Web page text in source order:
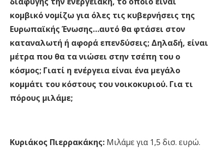
κομβικό νομίζω για όλες τις κυβερνήσεις της
Ευρωπαϊκής Ένωσης…αυτό θα φτάσει στον
καταναλωτή ή αφορά επενδύσεις; Δηλαδή, είναι
μέτρα που θα τα νιώσει στην τσέπη του ο
κόσμος; Γιατί η ενέργεια είναι ένα μεγάλο
κομμάτι του κόστους του νοικοκυριού. Για τι
πόρους μιλάμε;
Κυριάκος Πιερρακάκης: Μιλάμε για 1,5 δισ. ευρώ.